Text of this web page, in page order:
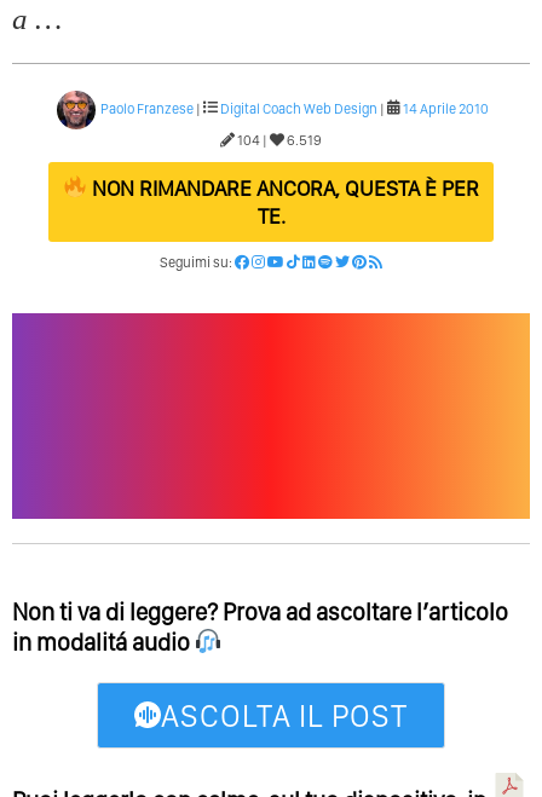
a …
Paolo Franzese| Digital Coach Web Design |
14 Aprile 2010
104 |
6.519
NON RIMANDARE ANCORA, QUESTA È PER
TE.
Seguimi su:
Non ti va di leggere? Prova ad ascoltare l’articolo
in modalitá audio
ASCOLTA IL POST